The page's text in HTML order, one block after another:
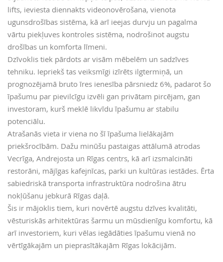
lifts, ieviesta diennakts videonovērošana, vienota
ugunsdrošības sistēma, kā arī ieejas durvju un pagalma
vārtu piekļuves kontroles sistēma, nodrošinot augstu
drošības un komforta līmeni.
Dzīvoklis tiek pārdots ar visām mēbelēm un sadzīves
tehniku. Iepriekš tas veiksmīgi izīrēts ilgtermiņā, un
prognozējamā bruto īres ienesība pārsniedz 6%, padarot šo
īpašumu par pievilcīgu izvēli gan privātam pircējam, gan
investoram, kurš meklē likvīdu īpašumu ar stabilu
potenciālu.
Atrašanās vieta ir viena no šī īpašuma lielākajām
priekšrocībām. Dažu minūšu pastaigas attālumā atrodas
Vecrīga, Andrejosta un Rīgas centrs, kā arī izsmalcināti
restorāni, mājīgas kafejnīcas, parki un kultūras iestādes. Ērta
sabiedriskā transporta infrastruktūra nodrošina ātru
nokļūšanu jebkurā Rīgas daļā.
Šis ir mājoklis tiem, kuri novērtē augstu dzīves kvalitāti,
vēsturiskās arhitektūras šarmu un mūsdienīgu komfortu, kā
arī investoriem, kuri vēlas iegādāties īpašumu vienā no
vērtīgākajām un pieprasītākajām Rīgas lokācijām.